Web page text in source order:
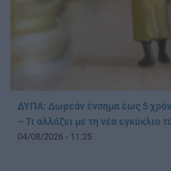
ΔΥΠΑ: Δωρεάν ένσημα έως 5
– Τι αλλάζει με τη νέα εγκύκλιο
04/08/2026 - 11:25